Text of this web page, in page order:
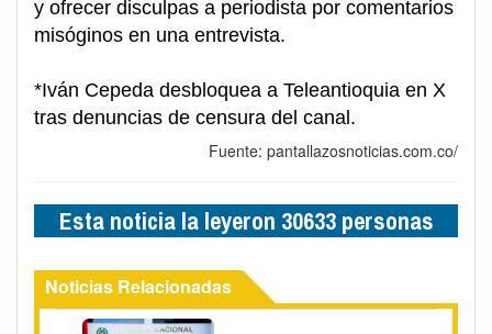
y ofrecer disculpas a periodista por comentarios
misóginos en una entrevista.
*Iván Cepeda desbloquea a Teleantioquia en X
tras denuncias de censura del canal.
Fuente: pantallazosnoticias.com.co/
Esta noticia la leyeron 30633 personas
Noticias Relacionadas